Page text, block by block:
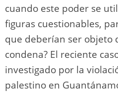
cuando este poder se
figuras cuestionables,
que deberían ser objeto
condena? El reciente
investigado por la
palestino en